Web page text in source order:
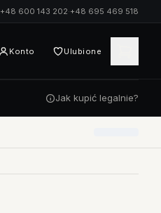
+48 600 143 202·+48 695 469 518
Konto Ulubione
Jak kupić legalnie?